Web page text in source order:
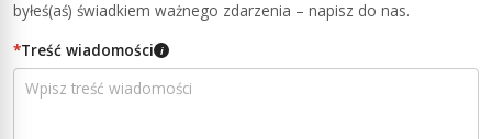
byłeś(aś) świadkiem ważnego zdarzenia – napisz do nas.
*Treść wiadomości i